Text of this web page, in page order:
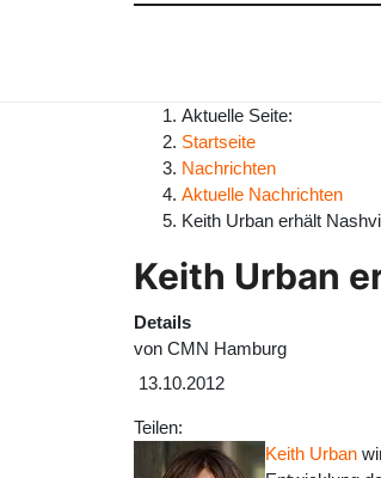
Aktuelle Seite:
Startseite
Nachrichten
Aktuelle Nachrichten
Keith Urban erhält
Keith Urban
Details
von CMN Hamburg
13.10.2012
Teilen:
Keith Urban